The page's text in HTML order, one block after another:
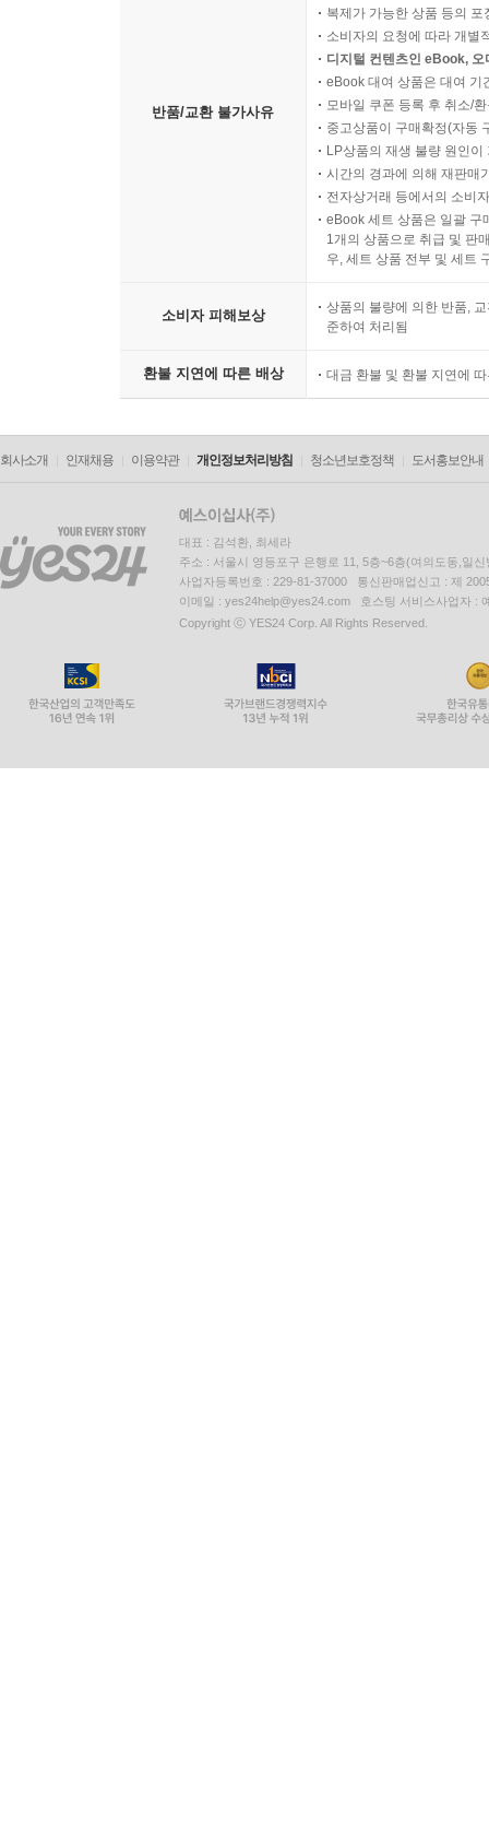
반품/교환 불가사유
복제가 가능한 상품 등의
소비자의 요청에 따라 개별
디지털 컨텐츠인 eBook,
eBook 대여 상품은 대여 기
모바일 쿠폰 등록 후 취소/
중고상품이 구매확정(자동
LP상품의 재생 불량 원인
시간의 경과에 의해 재판매
전자상거래 등에서의 소비
eBook 세트 상품은 일괄 구
1개의 상품으로 취급 및 판
우, 세트 상품 전부 및 세트
소비자 피해보상
상품의 불량에 의한 반품,
준하여 처리됨
환불 지연에 따른 배상 대금 환불 및 환불 지연에
회사소개 인재채용 이용약관 개인정보처리방침 청소년보호정책 도서홍보안내
대표 : 김석환, 최세라
주소 : 서울시 영등포구 은행로 11, 5층~6층(여의도동,일신
사업자등록번호 : 229-81-37000 통신판매업신고 : 제
이메일 : yes24help@yes24.com 호스팅 서비스사업자 :
Copyright ⓒ YES24 Corp. All Rights Reserved.